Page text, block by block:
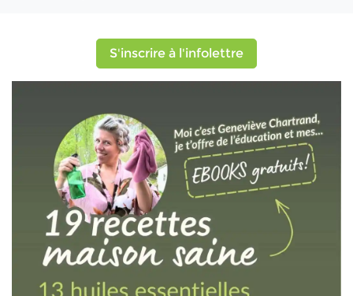
S'inscrire à l'infolettre